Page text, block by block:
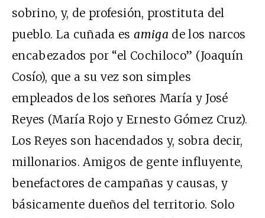
sobrino, y, de profesión, prostituta del
pueblo. La cuñada esamiga de los narcos
encabezados por “el Cochiloco” (Joaquín
Cosío), que a su vez son simples
empleados de los señores María y José
Reyes (María Rojo y Ernesto Gómez Cruz).
Los Reyes son hacendados y, sobra decir,
millonarios. Amigos de gente influyente,
benefactores de campañas y causas, y
básicamente dueños del territorio. Solo